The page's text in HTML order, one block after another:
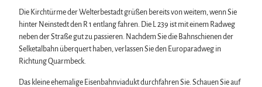
Die Kirchtürme der Welterbestadt grüßen bereits von weitem, wenn Sie
hinter Neinstedt den R 1 entlang fahren. Die L 239 ist mit einem Radweg
neben der Straße gut zu passieren. Nachdem Sie die Bahnschienen der
Selketalbahn überquert haben, verlassen Sie den Europaradweg in
Richtung Quarmbeck.
Das kleine ehemalige Eisenbahnviadukt durchfahren Sie. Schauen Sie auf